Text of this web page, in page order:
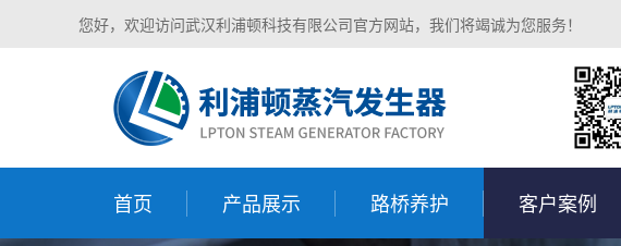
您好，欢迎访问武汉利浦顿科技有限公司官方网站，我们将竭诚为您服务！
首页 产品展示 路桥养护 客户案例